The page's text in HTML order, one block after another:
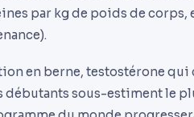
par kg de poids de corps,
en berne, testostérone qui
débutants sous-estiment le